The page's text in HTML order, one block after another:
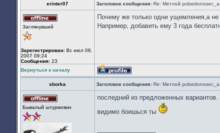
erinter07
Заголовок сообщения: Re: Метлой pobedonosec_а
Заглянувший
Зарегистрирован: Вс июл 08,
2007 09:24
Сообщения: 23
Почему же только одни ущемления,а не
Например, добавить ему 3 года
Вернуться к началу
Профиль
sborka
Заголовок сообщения: Re: Метлой pobedonosec_а
в
Бывалый штурмовик
последний из предложенных
видимо боишься ты